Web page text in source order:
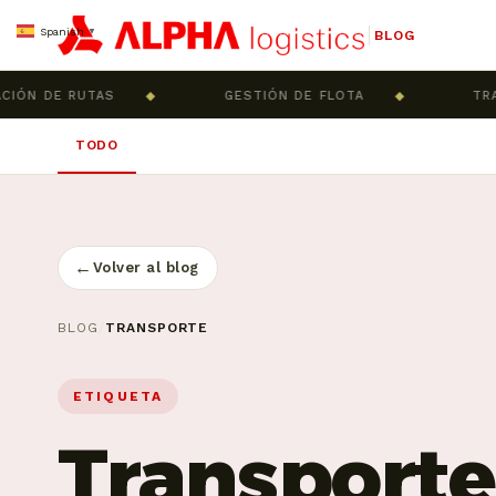
BLOG
DE RUTAS GESTIÓN DE FLOTA
TODO
← Volver al blog
BLOG TRANSPORTE
ETIQUETA
Spanish ▼